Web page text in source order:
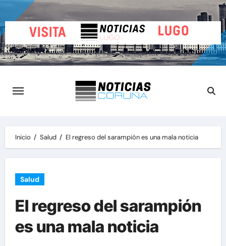
al
contenido
Inicio Salud El regreso del sarampión es una mala noticia
Salud
El regreso del sarampión
es una mala noticia